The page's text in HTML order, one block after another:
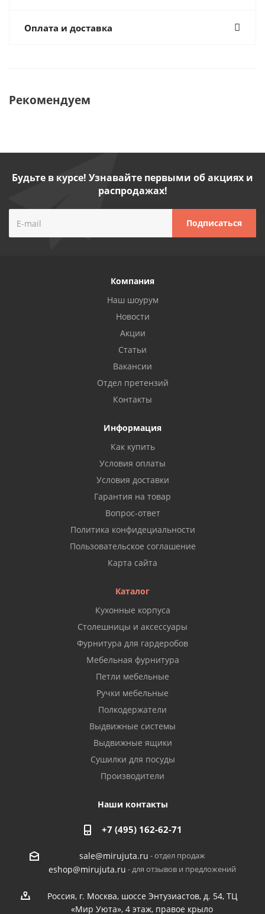
Оплата и доставка
Рекомендуем
Будьте в курсе! Узнавайте первыми об акциях и
распродажах!
Компания
Наш шоурум
Новости
Акции
Статьи
Вакансии
Отдел претензий
Контакты
Информация
Как купить
Условия оплаты
Условия доставки
Гарантия на товар
Вопрос-ответ
Политика конфидециальности
Пользовательское соглашение
Карта сайта
Каталог
Кухонные корпуса
Столешницы и аксессуары
Фурнитура для гардеробов
Мебельная фурнитура
Петли мебельные
Ручки мебельные
Полкодержатели
Выдвижные системы
Выдвижные ящики
Сушилки для посуды
Производители
Наши контакты
+7 (495) 162-62-71
sale@mirujuta.ru - отдел продаж
eshop@mirujuta.ru - для отзывов и предложений
Россия, г. Москва, шоссе Энтузиастов, д. 54, ТЦ
«Мир Уюта», 4 этаж, правое крыло